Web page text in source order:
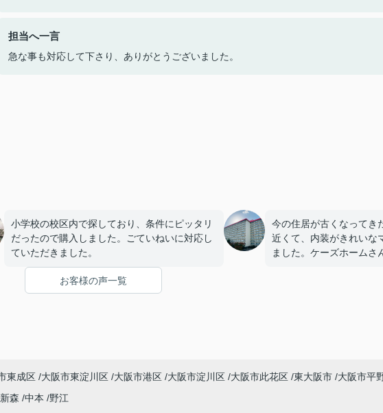
担当へ一言
急な事も対応して下さり、ありがとうございました。
小学校の校区内で探しており、条件にピッタリ
だったので購入しました。ごていねいに対応し
ていただきました。
今の住居が古くなってき
近くて、内装がきれいな
ました。ケーズホームさ
お客様の声一覧
東成区 大阪市東淀川区 大阪市港区 大阪市淀川区 大阪市此花区 東大阪市 大阪市平
新森 中本
野江